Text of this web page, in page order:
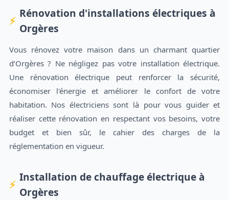
Rénovation d'installations électriques à
Orgères
Vous rénovez votre maison dans un charmant quartier
d’Orgères ? Ne négligez pas votre installation électrique.
Une rénovation électrique peut renforcer la sécurité,
économiser l'énergie et améliorer le confort de votre
habitation. Nos électriciens sont là pour vous guider et
réaliser cette rénovation en respectant vos besoins, votre
budget et bien sûr, le cahier des charges de la
réglementation en vigueur.
Installation de chauffage électrique à
Orgères